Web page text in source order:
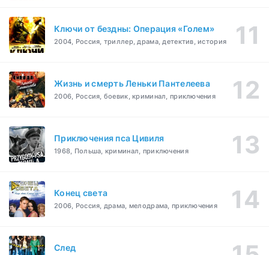
Ключи от бездны: Операция «Голем»
2004, Россия, триллер, драма, детектив, история
Жизнь и смерть Леньки Пантелеева
2006, Россия, боевик, криминал, приключения
Приключения пса Цивиля
1968, Польша, криминал, приключения
Конец света
2006, Россия, драма, мелодрама, приключения
След